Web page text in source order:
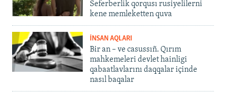
Seferberlik qorqusı rusiyelilerni
kene memleketten quva
İNSAN AQLARI
Bir an – ve casussıñ. Qırım
mahkemeleri devlet hainligi
qabaatlavlarını daqqalar içinde
nasıl baqalar